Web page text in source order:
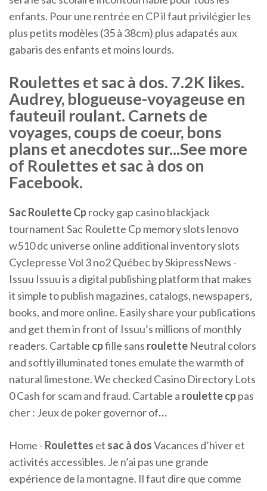
enfants. Pour une rentrée en CP il faut privilégier les
plus petits modèles (35 à 38cm) plus adapatés aux
gabaris des enfants et moins lourds.
Roulettes et sac à dos. 7.2K likes.
Audrey, blogueuse-voyageuse en
fauteuil roulant. Carnets de
voyages, coups de coeur, bons
plans et anecdotes sur...See more
of Roulettes et sac à dos on
Facebook.
SacRouletteCprocky gap casino blackjack
tournament Sac Roulette Cp memory slots lenovo
w510 dc universe online additional inventory slots
Cyclepresse Vol 3 no2 Québec by SkipressNews -
Issuu Issuu is a digital publishing platform that makes
it simple to publish magazines, catalogs, newspapers,
books, and more online. Easily share your publications
and get them in front of Issuu’s millions of monthly
readers. Cartable cpfille sans roulette Neutral colors
and softly illuminated tones emulate the warmth of
natural limestone. We checked Casino Directory Lots
0 Cash for scam and fraud. Cartable a roulettecppas
cher : Jeux de poker governor of…
Home - Roulettes et sacà dosVacances d’hiver et
activités accessibles. Je n’ai pas une grande
expérience de la montagne. Il faut dire que comme